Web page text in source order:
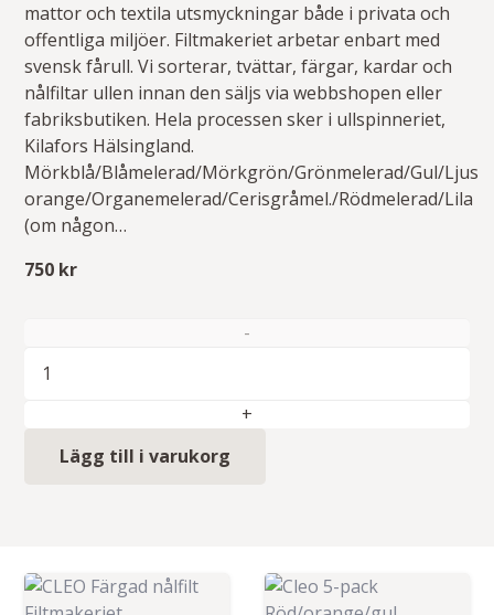
mattor och textila utsmyckningar både i privata och
offentliga miljöer. Filtmakeriet arbetar enbart med
svensk fårull. Vi sorterar, tvättar, färgar, kardar och
nålfiltar ullen innan den säljs via webbshopen eller
fabriksbutiken. Hela processen sker i ullspinneriet,
Kilafors Hälsingland.
Mörkblå/Blåmelerad/Mörkgrön/Grönmelerad/Gul/Ljus
orange/Organemelerad/Cerisgråmel./Rödmelerad/Lila
(om någon…
750 kr
10-
Lägg till i varukorg